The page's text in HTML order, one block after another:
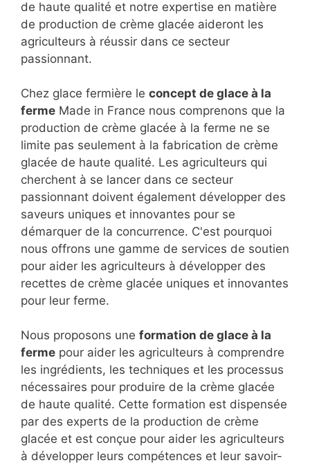
de haute qualité et notre expertise en matière
de production de crème glacée aideront les
agriculteurs à réussir dans ce secteur
passionnant.
Chez glace fermière le concept de glace à la
ferme Made in France nous comprenons que la
production de crème glacée à la ferme ne se
limite pas seulement à la fabrication de crème
glacée de haute qualité. Les agriculteurs qui
cherchent à se lancer dans ce secteur
passionnant doivent également développer des
saveurs uniques et innovantes pour se
démarquer de la concurrence. C'est pourquoi
nous offrons une gamme de services de soutien
pour aider les agriculteurs à développer des
recettes de crème glacée uniques et innovantes
pour leur ferme.
Nous proposons une formation de glace à la
ferme pour aider les agriculteurs à comprendre
les ingrédients, les techniques et les processus
nécessaires pour produire de la crème glacée
de haute qualité. Cette formation est dispensée
par des experts de la production de crème
glacée et est conçue pour aider les agriculteurs
à développer leurs compétences et leur savoir-